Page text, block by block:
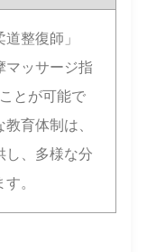
整復師」
マッサージ指
とが可能で
育体制は、
し、多様な分
。